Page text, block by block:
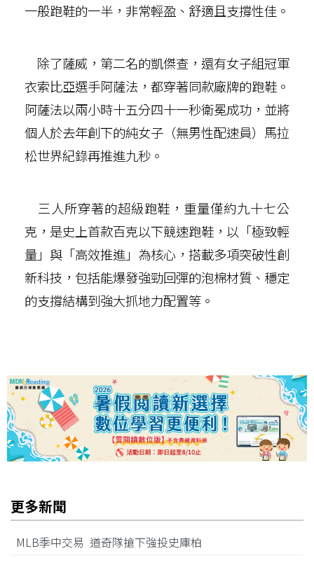
一般跑鞋的一半，非常輕盈、舒適且支撐性佳。
除了薩威，第二名的凱傑查，還有女子組冠軍
衣索比亞選手阿薩法，都穿著同款廠牌的跑鞋。
阿薩法以兩小時十五分四十一秒衛冕成功，並將
個人於去年創下的純女子（無男性配速員）馬拉
松世界紀錄再推進九秒。
三人所穿著的超級跑鞋，重量僅約九十七公
克，是史上首款百克以下競速跑鞋，以「極致輕
量」與「高效推進」為核心，搭載多項突破性創
新科技，包括能爆發強勁回彈的泡棉材質、穩定
的支撐結構到強大抓地力配置等。
更多新聞
MLB季中交易 道奇隊搶下強投史庫柏